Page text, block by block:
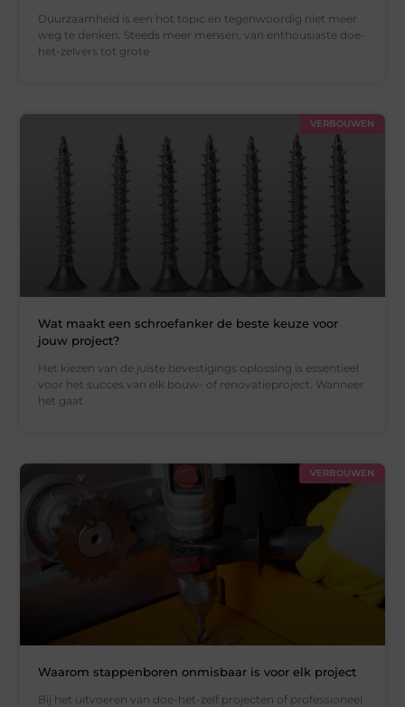
Duurzaamheid is een hot topic en tegenwoordig niet meer
weg te denken. Steeds meer mensen, van enthousiaste doe-
het-zelvers tot grote
VERBOUWEN
Wat maakt een schroefanker de beste keuze voor
jouw project?
Het kiezen van de juiste bevestigings oplossing is essentieel
voor het succes van elk bouw- of renovatieproject. Wanneer
het gaat
VERBOUWEN
Waarom stappenboren onmisbaar is voor elk project
Bij het uitvoeren van doe-het-zelf projecten of professioneel